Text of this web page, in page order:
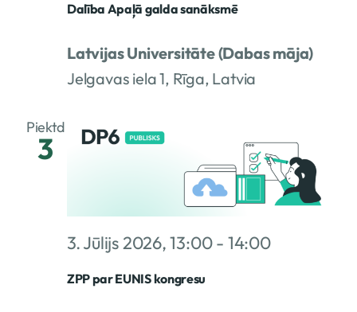
Dalība Apaļā galda sanāksmē
Latvijas Universitāte (Dabas māja)
Jelgavas iela 1, Rīga, Latvia
Piektd
3
ZPP par EUNIS kongresu
3. Jūlijs 2026, 13:00- 14:00